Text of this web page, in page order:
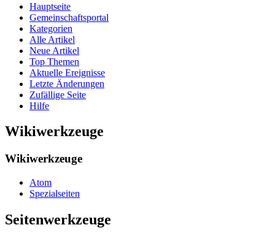
Hauptseite
Gemeinschaftsportal
Kategorien
Alle Artikel
Neue Artikel
Top Themen
Aktuelle Ereignisse
Letzte Änderungen
Zufällige Seite
Hilfe
Wikiwerkzeuge
Wikiwerkzeuge
Atom
Spezialseiten
Seitenwerkzeuge